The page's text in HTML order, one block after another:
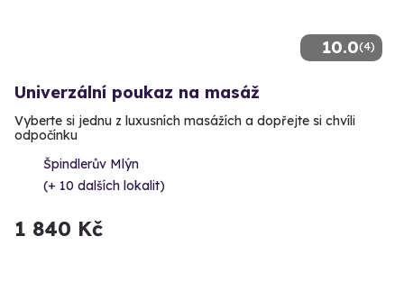
10.0(4)
Univerzální poukaz na masáž
Vyberte si jednu z luxusních masážích a dopřejte si chvíli
odpočínku
Špindlerův Mlýn
(+ 10 dalších lokalit)
1 840 Kč